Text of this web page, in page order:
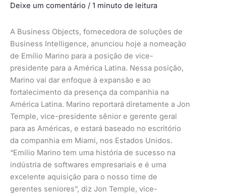
Deixe um comentário / 1 minuto de leitura
A Business Objects, fornecedora de soluções de
Business Intelligence, anunciou hoje a nomeação
de Emílio Marino para a posição de vice-
presidente para a América Latina. Nessa posição,
Marino vai dar enfoque à expansão e ao
fortalecimento da presença da companhia na
América Latina. Marino reportará diretamente a Jon
Temple, vice-presidente sênior e gerente geral
para as Américas, e estará baseado no escritório
da companhia em Miami, nos Estados Unidos.
“Emílio Marino tem uma história de sucesso na
indústria de softwares empresariais e é uma
excelente aquisição para o nosso time de
gerentes seniores”, diz Jon Temple, vice-